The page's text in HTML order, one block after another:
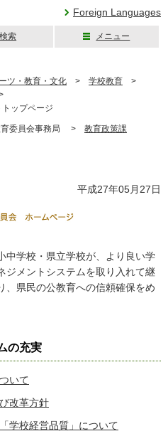
Foreign Languages
検索 メニュー
ツ・教育・文化 > 学校教育 >
ップページ
委員会事務局 > 教育政策課
平成27年05月27日
中学校・県立学校が、より良い学
ジメントシステムを取り入れて継
、県民の公教育への信頼確保をめ
の充実
いて
改革方針
学校経営品質」について